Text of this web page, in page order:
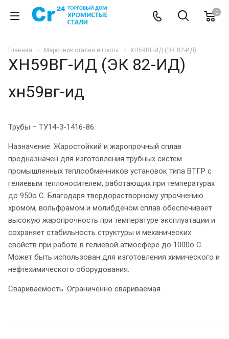
0
Главная Марочник сталей и госты ХН59ВГ-ИД (ЭК 82-ИД)
ХН59ВГ-ИД (ЭК 82-ИД)
хн59вг-ид
Трубы – ТУ14-3-1416-86.
Назначение. Жаростойкий и жаропрочный сплав
предназначен для изготовления трубных систем
промышленных теплообменников установок типа ВТГР с
гелиевым теплоносителем, работающих при температурах
до 950о С. Благодаря твердорастворному упрочнению
хромом, вольфрамом и молибденом сплав обеспечивает
высокую жаропрочность при температуре эксплуатации и
сохраняет стабильность структуры и механических
свойств при работе в гелиевой атмосфере до 1000о С.
Может быть использован для изготовления химического и
нефтехимического оборудования.
Свариваемость. Ограниченно свариваемая.